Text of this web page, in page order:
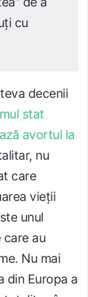
cu
decenii
stat
avortul la
nu
care
vieții
unul
au
Nu mai
din Europa a